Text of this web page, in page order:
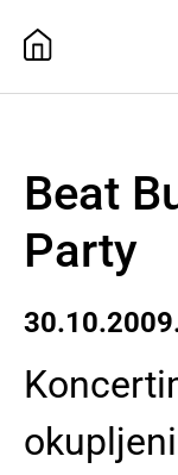
Beat
Party